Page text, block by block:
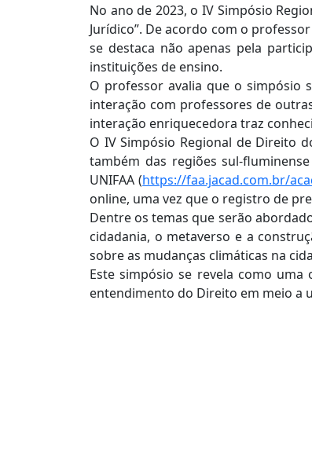
No ano de 2023, o IV Simpósio
Jurídico”. De acordo com o
se destaca não apenas pela
instituições de ensino.
O professor avalia que o simpósio
interação com professores de
interação enriquecedora traz
O IV Simpósio Regional de Direito
também das regiões sul-
UNIFAA (https://faa.jacad.com.br/
online, uma vez que o registro de
Dentre os temas que serão
cidadania, o metaverso e a
sobre as mudanças climáticas na
Este simpósio se revela como
entendimento do Direito em meio a